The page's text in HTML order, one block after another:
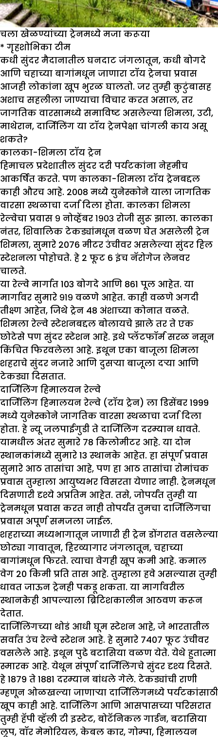
चला खेळण्यांच्या ट्रेनमध्ये मजा करूया
* गृहशोभिका टीम
कधी सुंदर मैदानातील घनदाट जंगलातून, कधी बोगदे
आणि चहाच्या बागांमधून जाणारा टॉय ट्रेनचा प्रवास
आजही लोकांना खूप भुरळ घालतो. जर तुम्ही कुटुंबासह
अशाच सहलीला जाण्याचा विचार करत असाल, तर
जागतिक वारसामध्ये समाविष्ट असलेल्या शिमला, उटी,
माथेरान, दार्जिलिंग या टॉय ट्रेनपेक्षा चांगली काय असू
शकते?
कालका-शिमला टॉय ट्रेन
हिमाचल प्रदेशातील सुंदर दरी पर्यटकांना नेहमीच
आकर्षित करते. पण कालका-शिमला टॉय ट्रेनबद्दल
काही औरच आहे. 2008 मध्ये युनेस्कोने याला जागतिक
वारसा स्थळाचा दर्जा दिला होता. कालका शिमला
रेल्वेचा प्रवास ९ नोव्हेंबर १९०३ रोजी सुरू झाला. कालका
नंतर, शिवालिक टेकड्यांमधून वळण घेत असलेली ट्रेन
शिमला, सुमारे 2076 मीटर उंचीवर असलेल्या सुंदर हिल
स्टेशनला पोहोचते. हे 2 फूट 6 इंच नॅरोगेज लेनवर
चालते.
या रेल्वे मार्गात 103 बोगदे आणि 861 पूल आहेत. या
मार्गावर सुमारे ९१९ वळणे आहेत. काही वळणे अगदी
तीक्ष्ण आहेत, जिथे ट्रेन 48 अंशाच्या कोनात वळते.
शिमला रेल्वे स्टेशनबद्दल बोलायचे झाले तर ते एक
छोटेसे पण सुंदर स्टेशन आहे. इथे प्लॅटफॉर्म सरळ नसून
किंचित फिरवलेला आहे. इथून एका बाजूला शिमला
शहराचे सुंदर नजारे आणि दुसऱ्या बाजूला दऱ्या आणि
टेकड्या दिसतात.
दार्जिलिंग हिमालयन रेल्वे
दार्जिलिंग हिमालयन रेल्वे (टॉय ट्रेन) ला डिसेंबर 1999
मध्ये युनेस्कोने जागतिक वारसा स्थळाचा दर्जा दिला
होता. हे न्यू जलपाईगुडी ते दार्जिलिंग दरम्यान धावते.
यामधील अंतर सुमारे 78 किलोमीटर आहे. या दोन
स्थानकांमध्ये सुमारे 13 स्थानके आहेत. हा संपूर्ण प्रवास
सुमारे आठ तासांचा आहे, पण हा आठ तासांचा रोमांचक
प्रवास तुम्हाला आयुष्यभर विसरता येणार नाही. ट्रेनमधून
दिसणारी दृश्ये अप्रतिम आहेत. तसे, जोपर्यंत तुम्ही या
ट्रेनमधून प्रवास करत नाही तोपर्यंत तुमचा दार्जिलिंगचा
प्रवास अपूर्ण समजला जाईल.
शहराच्या मध्यभागातून जाणारी ही ट्रेन डोंगरात वसलेल्या
छोट्या गावातून, हिरव्यागार जंगलातून, चहाच्या
बागांमधून फिरते. त्याचा वेगही खूप कमी आहे. कमाल
वेग 20 किमी प्रति तास आहे. तुम्हाला हवे असल्यास तुम्ही
धावत जाऊन ट्रेनही पकडू शकता. या मार्गावरील
स्थानकेही आपल्याला ब्रिटिशकालीन आठवण करून
देतात.
दार्जिलिंगच्या थोडं आधी घूम स्टेशन आहे, जे भारतातील
सर्वात उंच रेल्वे स्टेशन आहे. हे सुमारे 7407 फूट उंचीवर
वसलेले आहे. इथून पुढे बटासिया वळण येते. येथे हुतात्मा
स्मारक आहे. येथून संपूर्ण दार्जिलिंगचे सुंदर दृश्य दिसते.
हे 1879 ते 1881 दरम्यान बांधले गेले. टेकड्यांची राणी
म्हणून ओळखल्या जाणाऱ्या दार्जिलिंगमध्ये पर्यटकांसाठी
खूप काही आहे. दार्जिलिंग आणि आसपासच्या परिसरात
तुम्ही हॅपी व्हॅली टी इस्टेट, बोटॅनिकल गार्डन, बटासिया
लूप, वॉर मेमोरियल, केबल कार, गोम्पा, हिमालयन